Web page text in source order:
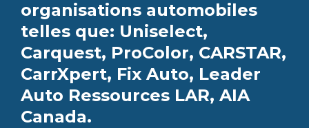
organisations automobiles
telles que: Uniselect,
Carquest, ProColor, CARSTAR,
CarrXpert, Fix Auto, Leader
Auto Ressources LAR, AIA
Canada.